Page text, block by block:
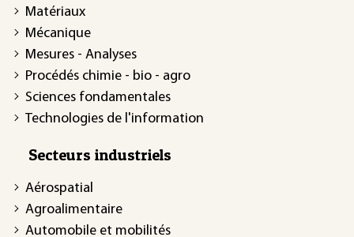
Matériaux
Mécanique
Mesures - Analyses
Procédés chimie - bio - agro
Sciences fondamentales
Technologies de l'information
Secteurs industriels
Aérospatial
Agroalimentaire
Automobile et mobilités